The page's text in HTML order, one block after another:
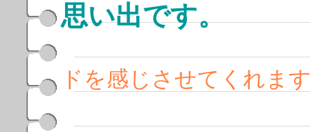
思い出です。
ドを感じさせてくれま